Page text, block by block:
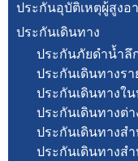
ประกันอุบัติเหตุผู้สูงอ
ประกันเดินทาง
ประกันภัยดำน้ำลึ
ประกันเดินทางรา
ประกันเดินทางใน
ประกันเดินทางต่า
ประกันเดินทางส
ประกันเดินทางส